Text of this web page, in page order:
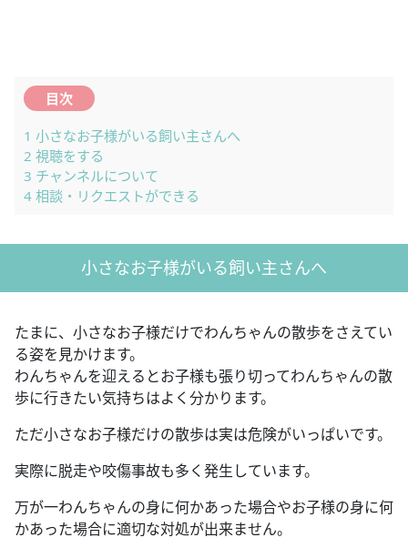
目次
1 小さなお子様がいる飼い主さんへ
2 視聴をする
3 チャンネルについて
4 相談・リクエストができる
小さなお子様がいる飼い主さんへ
たまに、小さなお子様だけでわんちゃんの散歩をさえてい
る姿を見かけます。
わんちゃんを迎えるとお子様も張り切ってわんちゃんの散
歩に行きたい気持ちはよく分かります。
ただ小さなお子様だけの散歩は実は危険がいっぱいです。
実際に脱走や咬傷事故も多く発生しています。
万が一わんちゃんの身に何かあった場合やお子様の身に何
かあった場合に適切な対処が出来ません。